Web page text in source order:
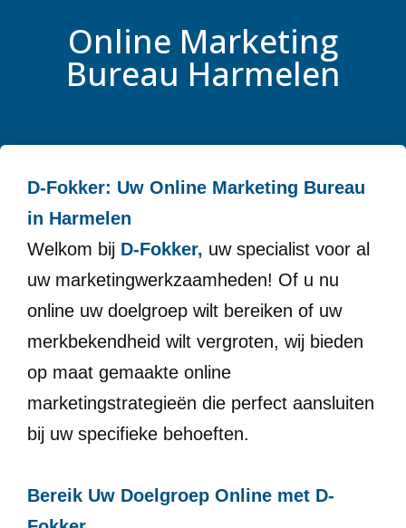
Online Marketing
Bureau Harmelen
D-Fokker: Uw Online Marketing Bureau
in Harmelen
Welkom bij D-Fokker, uw specialist voor al
uw marketingwerkzaamheden! Of u nu
online uw doelgroep wilt bereiken of uw
merkbekendheid wilt vergroten, wij bieden
op maat gemaakte online
marketingstrategieën die perfect aansluiten
bij uw specifieke behoeften.
Bereik Uw Doelgroep Online met D-